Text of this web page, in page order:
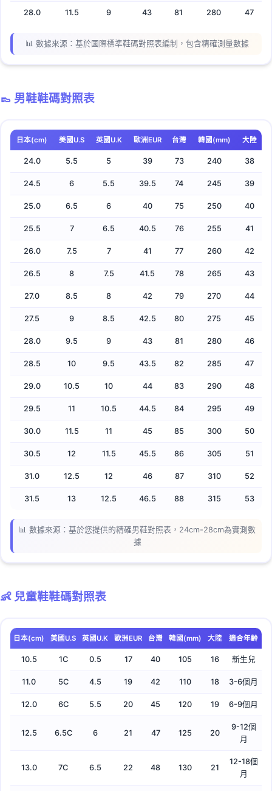
品牌建議：運動鞋品牌多採用美國US碼或日本CM碼
商務皮鞋： 歐洲品牌多使用EUR碼標示
保舒適度和透氣性
28.0 11.5 9 43 81 280 47
📊 數據來源：基於國際標準鞋碼對照表編制，包含精確測量數據
👞 男鞋鞋碼對照表
日本(cm) 美國U.S 英國U.K 歐洲EUR 台灣 韓國(mm) 大陸
24.0 5.5 5 39 73 240 38
24.5 6 5.5 39.5 74 245 39
25.0 6.5 6 40 75 250 40
25.5 7 6.5 40.5 76 255 41
26.0 7.5 7 41 77 260 42
26.5 8 7.5 41.5 78 265 43
27.0 8.5 8 42 79 270 44
27.5 9 8.5 42.5 80 275 45
28.0 9.5 9 43 81 280 46
28.5 10 9.5 43.5 82 285 47
29.0 10.5 10 44 83 290 48
29.5 11 10.5 44.5 84 295 49
30.0 11.5 11 45 85 300 50
30.5 12 11.5 45.5 86 305 51
31.0 12.5 12 46 87 310 52
31.5 13 12.5 46.5 88 315 53
📊 數據來源：基於您提供的精確男鞋對照表，24cm-28cm為實測數
據
👶 兒童鞋鞋碼對照表
日本(cm) 美國U.S 英國U.K 歐洲EUR 台灣 韓國(mm) 大陸 適合年齡
10.5 1C 0.5 17 40 105 16 新生兒
11.0 5C 4.5 19 42 110 18 3-6個月
12.0 6C 5.5 20 45 120 19 6-9個月
12.5 6.5C 6 21 47 125 20
9-12個
月
13.0 7C 6.5 22 48 130 21
12-18個
月